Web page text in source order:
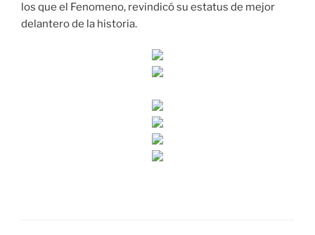
los que el Fenomeno, revindicó su estatus de mejor
delantero de la historia.